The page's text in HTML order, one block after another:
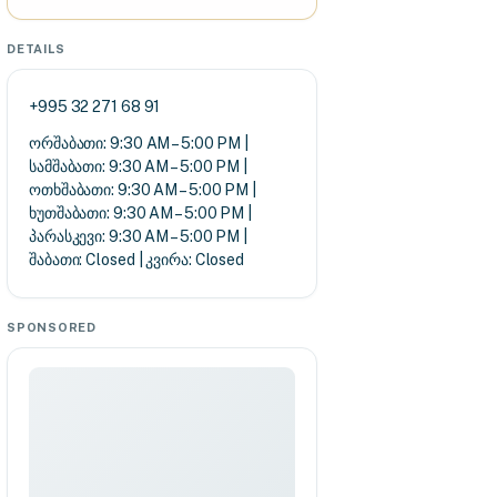
DETAILS
+995 32 271 68 91
ორშაბათი: 9:30 AM – 5:00 PM |
სამშაბათი: 9:30 AM – 5:00 PM |
ოთხშაბათი: 9:30 AM – 5:00 PM |
ხუთშაბათი: 9:30 AM – 5:00 PM |
პარასკევი: 9:30 AM – 5:00 PM |
შაბათი: Closed | კვირა: Closed
SPONSORED